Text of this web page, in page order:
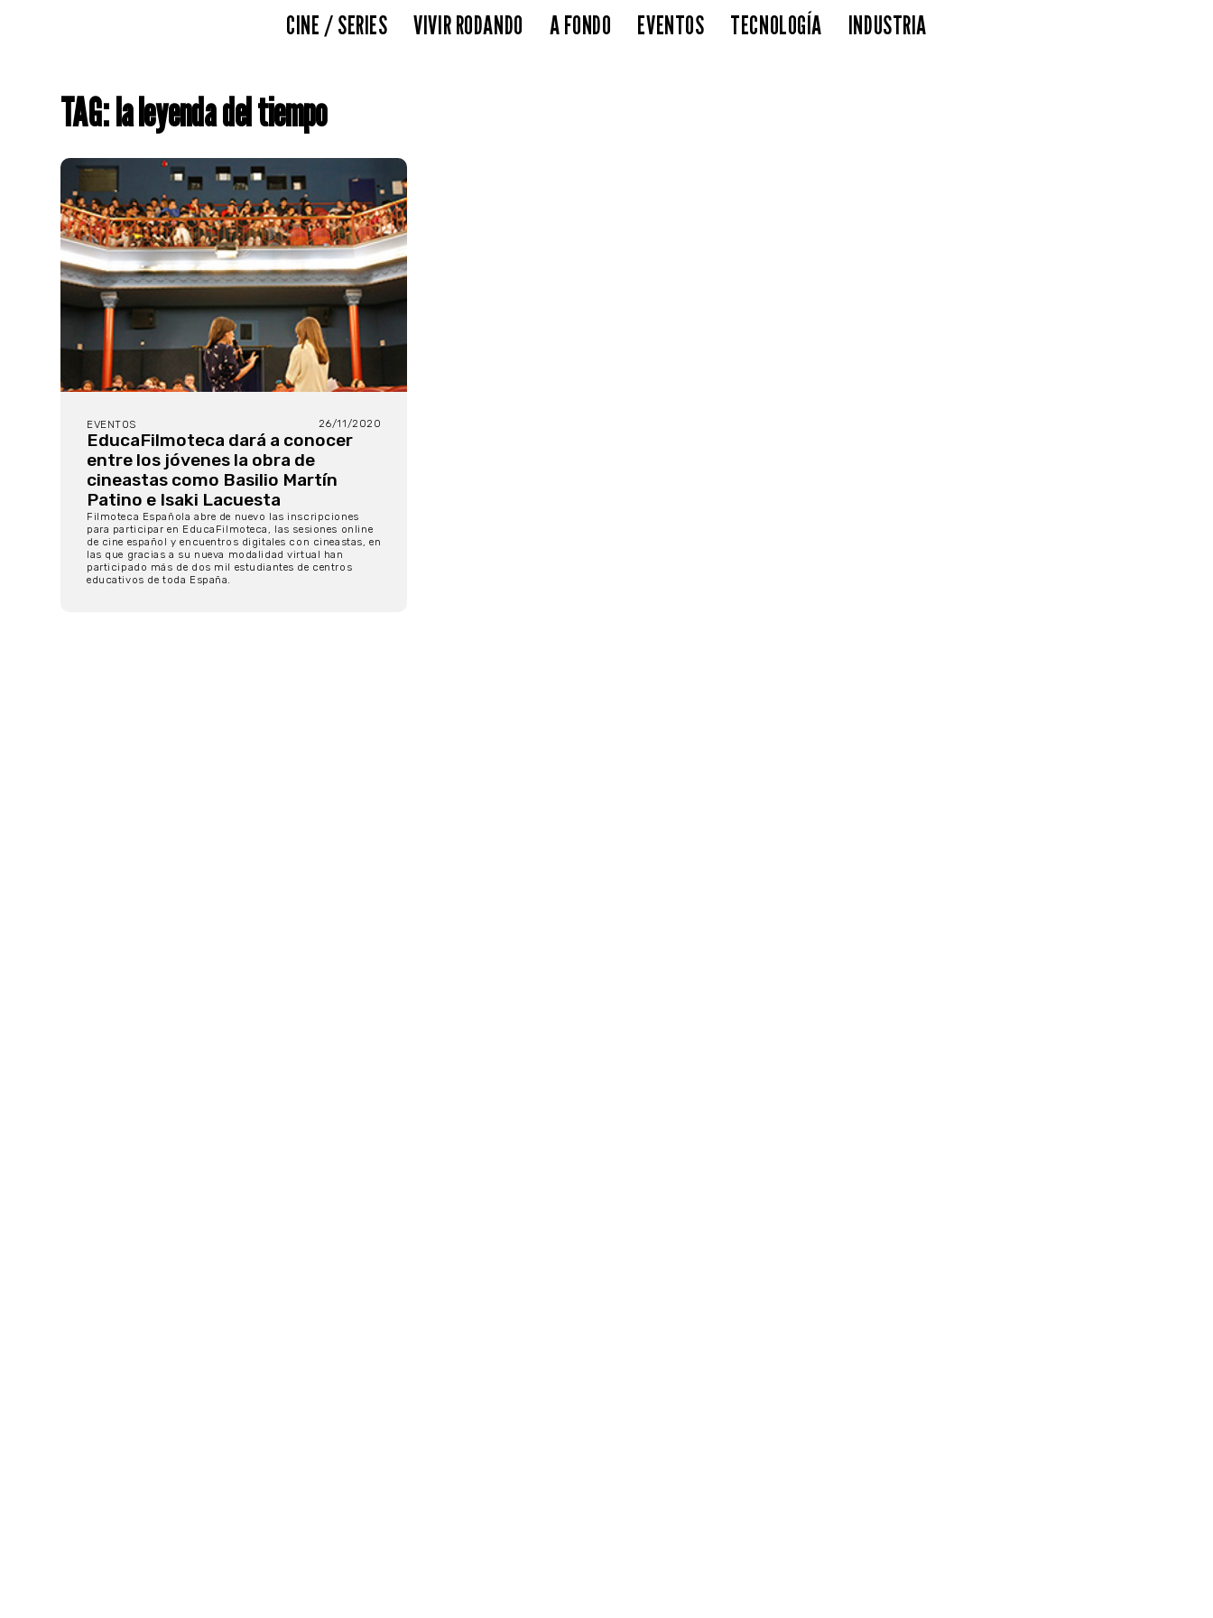
CINE / SERIES VIVIR RODANDO A FONDO EVENTOS TECNOLOGÍA INDUSTRIA
TAG: la leyenda del tiempo
EVENTOS 26/11/2020
EducaFilmoteca dará a conocer
entre los jóvenes la obra de
cineastas como Basilio Martín
Patino e Isaki Lacuesta
Filmoteca Española abre de nuevo las inscripciones
para participar en EducaFilmoteca, las sesiones online
de cine español y encuentros digitales con cineastas, en
las que gracias a su nueva modalidad virtual han
participado más de dos mil estudiantes de centros
educativos de toda España.